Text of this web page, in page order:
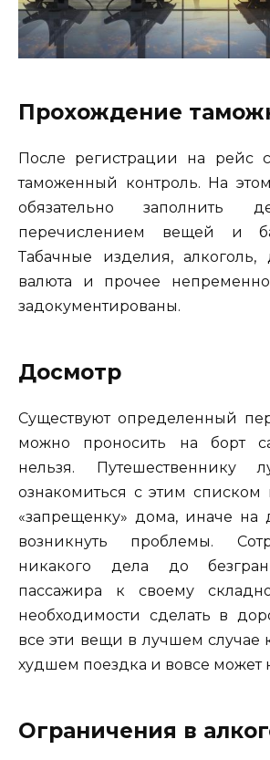
Прохождение
После регистрации на рейс
таможенный контроль. На
обязательно заполнить
перечислением вещей и
Табачные изделия, алкоголь,
валюта и прочее
задокументированы.
Досмотр
Существуют определенный
можно проносить на борт
нельзя. Путешественнику
ознакомиться с этим списком
«запрещенку» дома, иначе на
возникнуть проблемы.
никакого дела до
пассажира к своему
необходимости сделать в
все эти вещи в лучшем случае
худшем поездка и вовсе может
Ограничения в